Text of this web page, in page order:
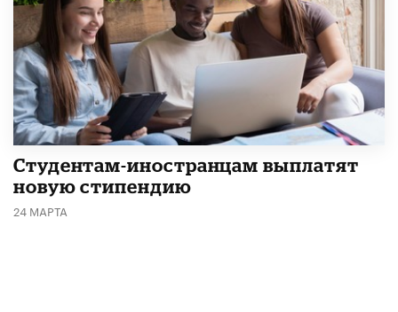
Студентам-иностранцам выплатят
новую стипендию
24 МАРТА